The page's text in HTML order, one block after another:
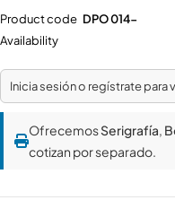
Product code DPO 014-
Availability
Inicia sesión o regístrate para
OfrecemosSerigrafía,
cotizan por separado.